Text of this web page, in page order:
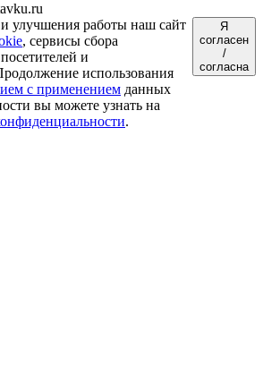
улучшения работы наш сайт
, сервисы сбора
и
использования
с применением данных
вы можете узнать на
.
Я
согласен
/
согласна